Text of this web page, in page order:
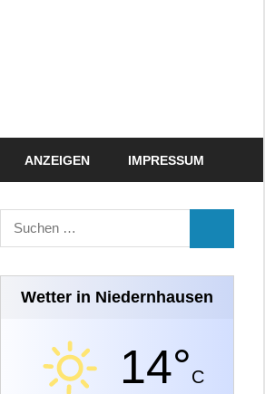
ANZEIGEN IMPRESSUM
Suchen
nach:
Wetter in Niedernhausen
14°C